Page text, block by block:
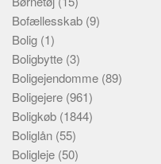
Bofællesskab (9)
Bolig (1)
Boligbytte (3)
Boligejendomme (89)
Boligejere (961)
Boligkøb (1844)
Boliglån (55)
Boligleje (50)